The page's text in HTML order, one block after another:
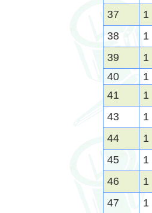
37
1
38
1
39
1
40
1
41
1
43
1
44
1
45
1
46
1
47
1